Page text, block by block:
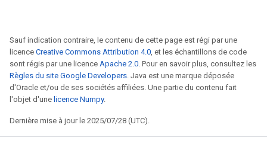
Sauf indication contraire, le contenu de cette page est régi par une
licence Creative Commons Attribution 4.0, et les échantillons de code
sont régis par une licence Apache 2.0. Pour en savoir plus, consultez les
Règles du site Google Developers. Java est une marque déposée
d'Oracle et/ou de ses sociétés affiliées. Une partie du contenu fait
l'objet d'une licence Numpy.
Dernière mise à jour le 2025/07/28 (UTC).